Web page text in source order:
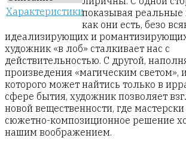
Характеристикипоказывая
как они есть, безо
идеализирующих и
художник «в лоб» сталкивает нас с
действительностью. С другой,
произведения «магическим светом»,
которого может найтись только в
сфере бытия, художник позволяет
новой вещественности, где
сюжетно-композиционное решение
нашим воображением.